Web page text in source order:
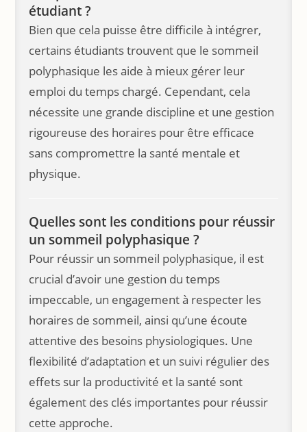
étudiant ?
Bien que cela puisse être difficile à intégrer,
certains étudiants trouvent que le sommeil
polyphasique les aide à mieux gérer leur
emploi du temps chargé. Cependant, cela
nécessite une grande discipline et une gestion
rigoureuse des horaires pour être efficace
sans compromettre la santé mentale et
physique.
Quelles sont les conditions pour réussir
un sommeil polyphasique ?
Pour réussir un sommeil polyphasique, il est
crucial d’avoir une gestion du temps
impeccable, un engagement à respecter les
horaires de sommeil, ainsi qu’une écoute
attentive des besoins physiologiques. Une
flexibilité d’adaptation et un suivi régulier des
effets sur la productivité et la santé sont
également des clés importantes pour réussir
cette approche.